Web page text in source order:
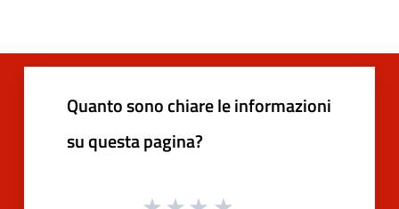
Quanto sono chiare le informazioni
su questa pagina?